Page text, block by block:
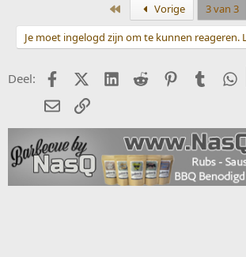
Eerste Vorige
3 van 3
Je moet ingelogd zijn om te kunnen reageren.
Deel: FacebookX (Twitter)
LinkedIn
Reddit PinterestTumblr
E-mailkoppeling